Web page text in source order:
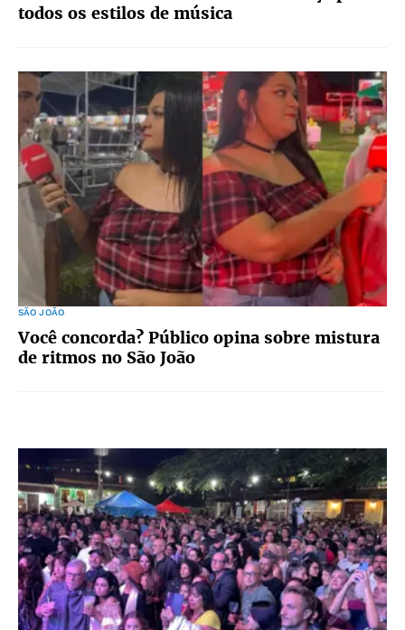
todos os estilos de música
SÃO JOÃO
Você concorda? Público opina sobre mistura
de ritmos no São João